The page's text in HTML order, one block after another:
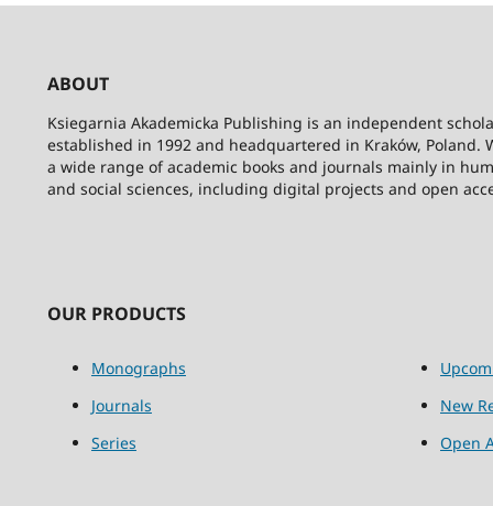
ABOUT
Ksiegarnia Akademicka Publishing is an independent
established in 1992 and headquartered in Kraków, Poland.
a wide range of academic books and journals mainly in
and social sciences, including digital projects and open
OUR PRODUCTS
Monographs
Journals
Series
New
Open